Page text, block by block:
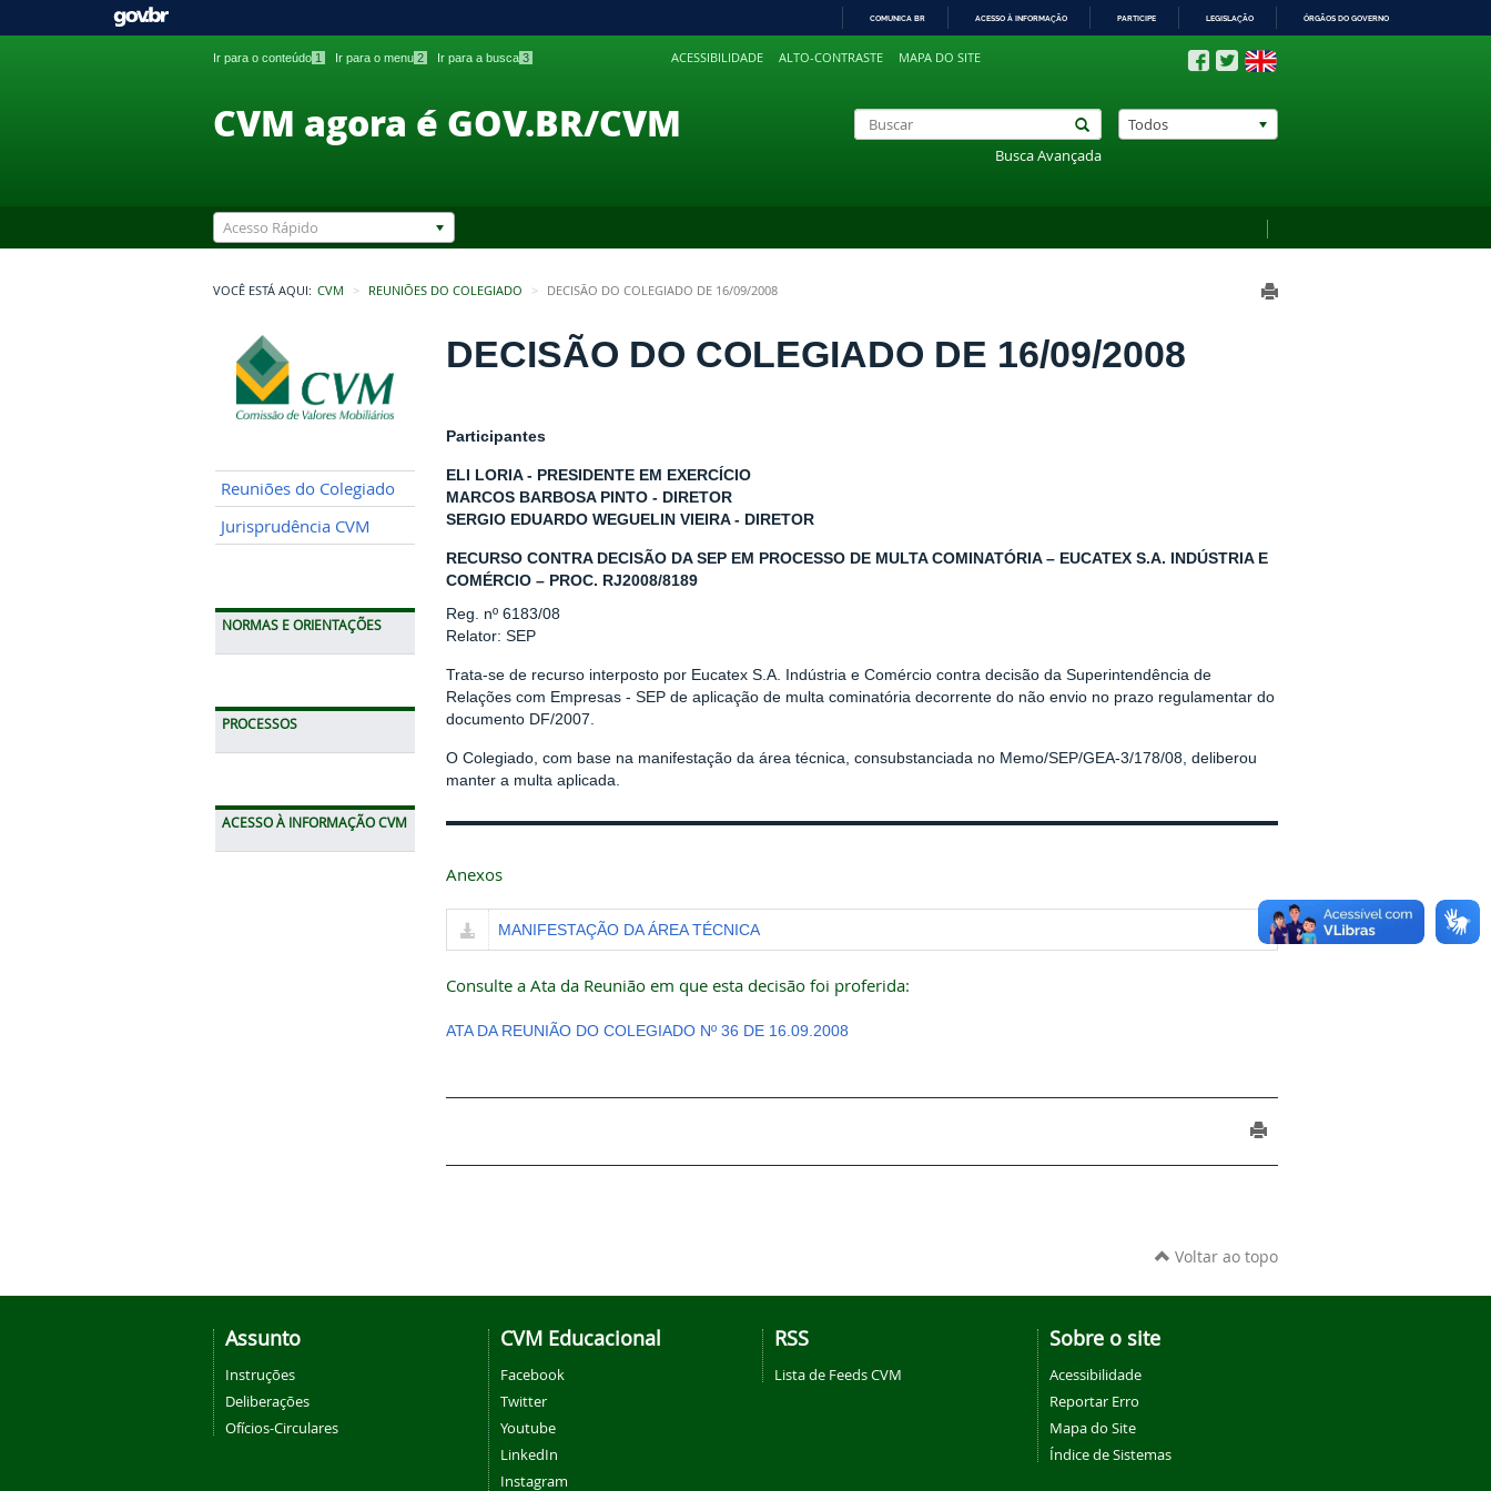
PARA
COMUNICA BR ACESSO À INFORMAÇÃO PARTICIPE LEGISLAÇÃO ÓRGÃOS DO GOVERNO
Ir para o conteúdo 1 Ir para o menu 2 Ir para a busca 3 ACESSIBILIDADE ALTO-CONTRASTE MAPA DO SITE
CVM agora é GOV.BR/CVM
Busca Avançada
Todos
Acesso Rápido
VOCÊ ESTÁ AQUI: CVM REUNIÕES DO COLEGIADO DECISÃO DO COLEGIADO DE 16/09/2008
Reuniões do Colegiado
Jurisprudência CVM
NORMAS E ORIENTAÇÕES
PROCESSOS
ACESSO À INFORMAÇÃO CVM
DECISÃO DO COLEGIADO DE 16/09/2008
Participantes
ELI LORIA - PRESIDENTE EM EXERCÍCIO
MARCOS BARBOSA PINTO - DIRETOR
SERGIO EDUARDO WEGUELIN VIEIRA - DIRETOR
RECURSO CONTRA DECISÃO DA SEP EM PROCESSO DE MULTA COMINATÓRIA – EUCATEX S.A. INDÚSTRIA E
COMÉRCIO – PROC. RJ2008/8189
Reg. nº 6183/08
Relator: SEP
Trata-se de recurso interposto por Eucatex S.A. Indústria e Comércio contra decisão da Superintendência de
Relações com Empresas - SEP de aplicação de multa cominatória decorrente do não envio no prazo regulamentar do
documento DF/2007.
O Colegiado, com base na manifestação da área técnica, consubstanciada no Memo/SEP/GEA-3/178/08, deliberou
manter a multa aplicada.
Anexos
MANIFESTAÇÃO DA ÁREA TÉCNICA
Consulte a Ata da Reunião em que esta decisão foi proferida:
ATA DA REUNIÃO DO COLEGIADO Nº 36 DE 16.09.2008
Voltar ao topo
Assunto
Instruções
Deliberações
Ofícios-Circulares
CVM Educacional
Facebook
Twitter
Youtube
LinkedIn
Instagram
RSS
Lista de Feeds CVM
Sobre o site
Acessibilidade
Reportar Erro
Mapa do Site
Índice de Sistemas